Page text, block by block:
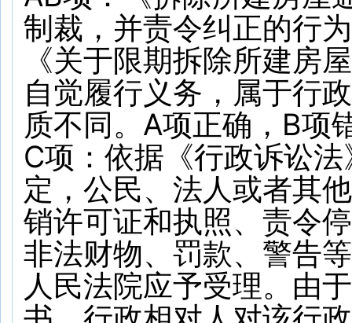
制裁，并责令纠正的行
《关于限期拆除所建房
自觉履行义务，属于行
质不同。A项正确，B项
C项：依据《行政诉讼
定，公民、法人或者其
销许可证和执照、责令
非法财物、罚款、警告
人民法院应予受理。由